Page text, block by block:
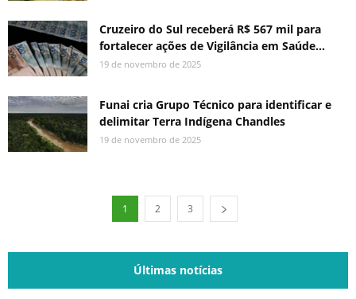
Cruzeiro do Sul receberá R$ 567 mil para
fortalecer ações de Vigilância em Saúde...
19 de novembro de 2025
Funai cria Grupo Técnico para identificar e
delimitar Terra Indígena Chandles
19 de novembro de 2025
1 2 3
Últimas notícias